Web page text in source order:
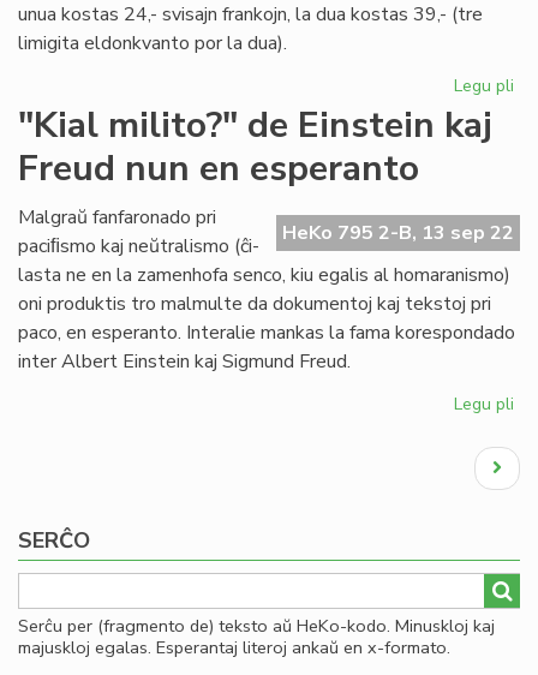
unua kostas 24,- svisajn frankojn, la dua kostas 39,- (tre
limigita eldonkvanto por la dua).
Legu pli
"Kial milito?" de Einstein kaj
Freud nun en esperanto
HeKo 795 2-B, 13 sep 22
Malgraŭ fanfaronado pri
paciﬁsmo kaj neŭtralismo (ĉi-
lasta ne en la zamenhofa senco, kiu egalis al homaranismo)
oni produktis tro malmulte da dokumentoj kaj tekstoj pri
paco, en esperanto. Interalie mankas la fama korespondado
inter Albert Einstein kaj Sigmund Freud.
Legu pli
de
en
Next
page
SERĈO
Serĉu per (fragmento de) teksto aŭ HeKo-kodo. Minuskloj kaj
majuskloj egalas. Esperantaj literoj ankaŭ en x-formato.